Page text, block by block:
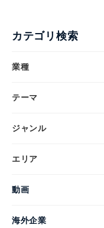
カテゴリ検索
業種
テーマ
ジャンル
エリア
動画
海外企業